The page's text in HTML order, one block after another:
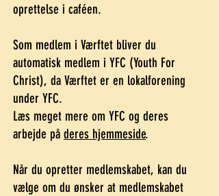
oprettelse i caféen.
Som medlem i Værftet bliver du
automatisk medlem i YFC (Youth For
Christ), da Værftet er en lokalforening
under YFC.
Læs meget mere om YFC og deres
arbejde på deres hjemmeside.
Når du opretter medlemskabet, kan du
vælge om du ønsker at medlemskabet